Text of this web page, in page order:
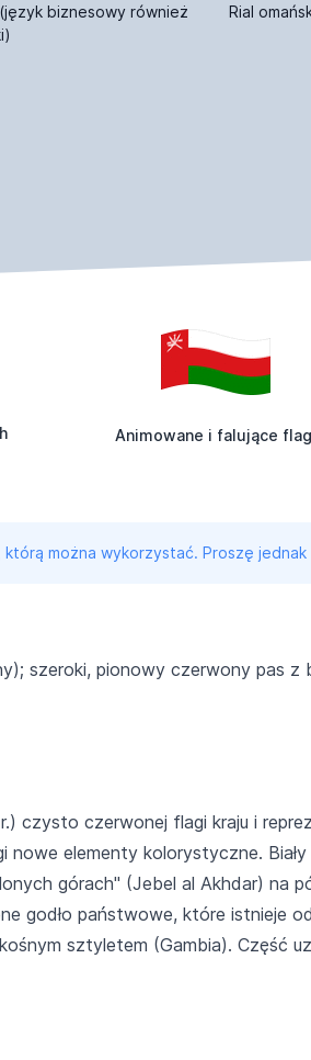
biznesowy również
Rial
Animowane i falujące
można wykorzystać. Proszę
szeroki, pionowy czerwony pas
czysto czerwonej flagi kraju i
nowe elementy kolorystyczne.
górach" (Jebel al Akhdar) na
godło państwowe, które istnieje
sztyletem (Gambia). Część